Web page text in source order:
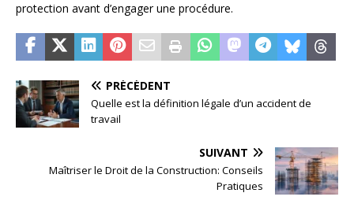
protection avant d’engager une procédure.
PRÉCÉDENT
Quelle est la définition légale d’un accident de
travail
SUIVANT
Maîtriser le Droit de la Construction: Conseils
Pratiques